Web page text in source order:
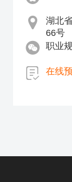
湖北
66号
职业
在线